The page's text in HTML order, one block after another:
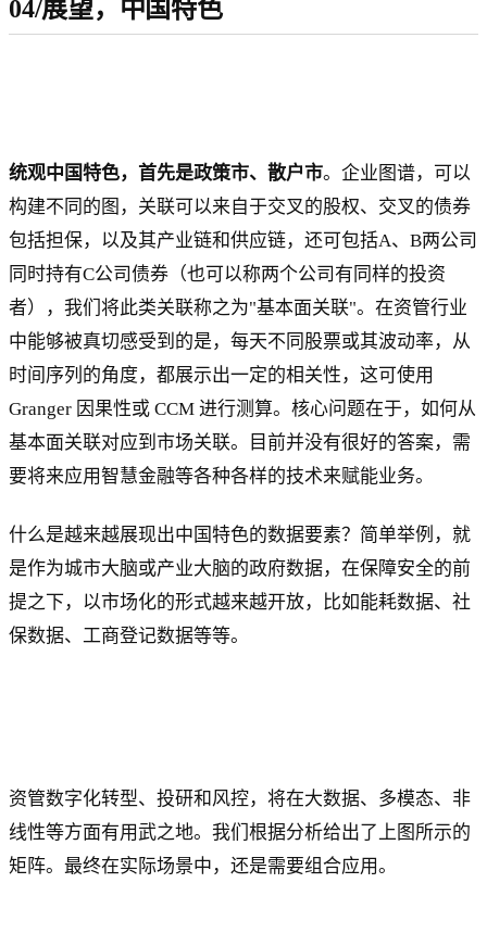
04/展望，中国特色
统观中国特色，首先是政策市、散户市。企业图谱，可以
构建不同的图，关联可以来自于交叉的股权、交叉的债券
包括担保，以及其产业链和供应链，还可包括A、B两公司
同时持有C公司债券（也可以称两个公司有同样的投资
者），我们将此类关联称之为"基本面关联"。在资管行业
中能够被真切感受到的是，每天不同股票或其波动率，从
时间序列的角度，都展示出一定的相关性，这可使用
Granger 因果性或 CCM 进行测算。核心问题在于，如何从
基本面关联对应到市场关联。目前并没有很好的答案，需
要将来应用智慧金融等各种各样的技术来赋能业务。
什么是越来越展现出中国特色的数据要素？简单举例，就
是作为城市大脑或产业大脑的政府数据，在保障安全的前
提之下，以市场化的形式越来越开放，比如能耗数据、社
保数据、工商登记数据等等。
资管数字化转型、投研和风控，将在大数据、多模态、非
线性等方面有用武之地。我们根据分析给出了上图所示的
矩阵。最终在实际场景中，还是需要组合应用。